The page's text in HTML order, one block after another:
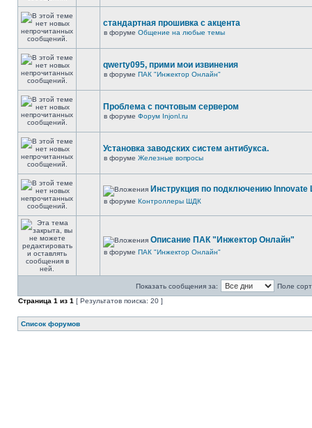
стандартная прошивка с акцента
в форуме Общение на любые темы
qwerty095, прими мои извинения
в форуме ПАК "Инжектор Онлайн"
Проблема с почтовым сервером
в форуме Форум Injonl.ru
Установка заводских систем антибукса.
в форуме Железные вопросы
Инструкция по подключению Innovate
в форуме Контроллеры ШДК
Описание ПАК "Инжектор Онлайн"
в форуме ПАК "Инжектор Онлайн"
Показать сообщения за:
Поле
Страница 1 из 1 [ Результатов поиска: 20 ]
Список форумов